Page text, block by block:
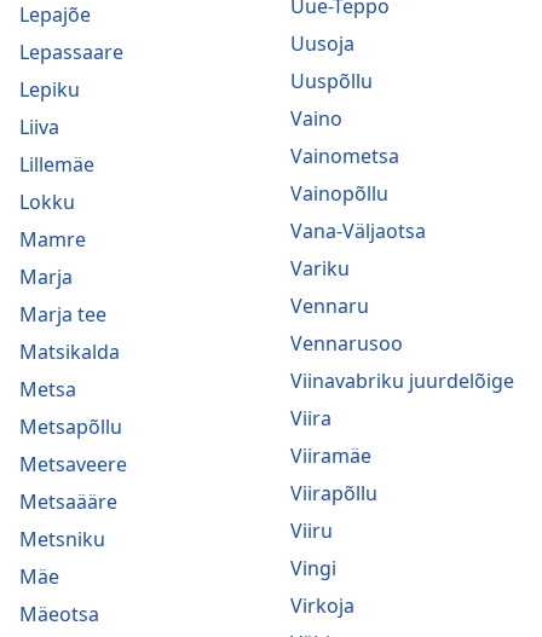
Lepajõe
Lepassaare
Lepiku
Liiva
Lillemäe
Lokku
Mamre
Marja
Marja tee
Matsikalda
Metsa
Metsapõllu
Metsaveere
Metsaääre
Metsniku
Mäe
Mäeotsa
Uue-Teppo
Uusoja
Uuspõllu
Vaino
Vainometsa
Vainopõllu
Vana-Väljaotsa
Variku
Vennaru
Vennarusoo
Viinavabriku juurdelõige
Viira
Viiramäe
Viirapõllu
Viiru
Vingi
Virkoja